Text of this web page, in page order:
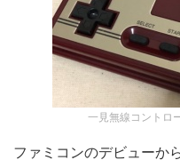
一見無線コントロ
ファミコンのデビューか